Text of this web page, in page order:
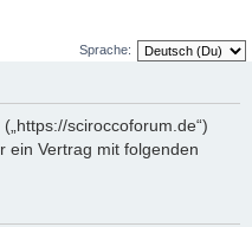
Sprache:
sciroccoforum.de“)
ein Vertrag mit folgenden